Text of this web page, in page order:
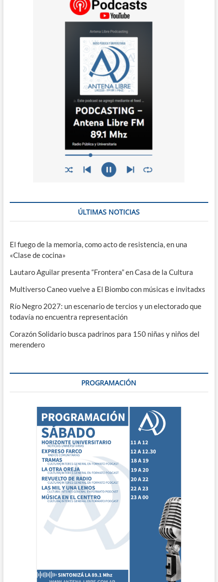
ÚLTIMAS NOTICIAS
El fuego de la memoria, como acto de resistencia, en una
«Clase de cocina»
Lautaro Aguilar presenta “Frontera” en Casa de la Cultura
Multiverso Caneo vuelve a El Biombo con músicas e invitadxs
Río Negro 2027: un escenario de tercios y un electorado que
todavía no encuentra representación
Corazón Solidario busca padrinos para 150 niñas y niños del
merendero
PROGRAMACIÓN